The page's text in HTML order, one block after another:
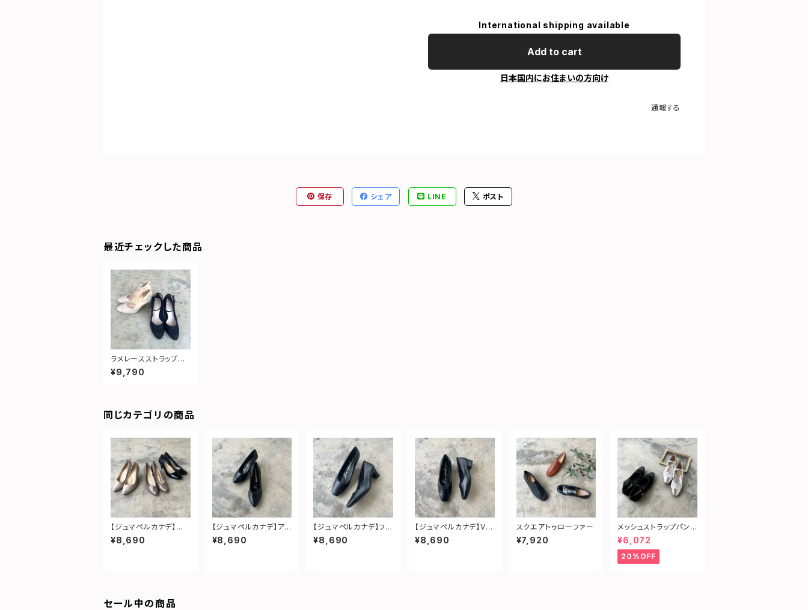
International shipping available
Add to cart
日本国内にお住まいの方向け
通報する
保存 シェア LINE ポスト
最近チェックした商品
ラメレースストラップパ
ンプス
¥9,790
同じカテゴリの商品
【ジュマペルカナデ】エ
ナメルコンビパンプス
¥8,690
【ジュマペルカナデ】ア
ーモンドトゥフォーマル
パンプス
¥8,690
【ジュマペルカナデ】フォ
ーマルスクエアパンプス
¥8,690
【ジュマペルカナデ】Vカ
ットフォーマルパンプス
¥8,690
スクエアトゥローファー
¥7,920
メッシュストラップパンプ
ス
¥6,072
20%OFF
セール中の商品